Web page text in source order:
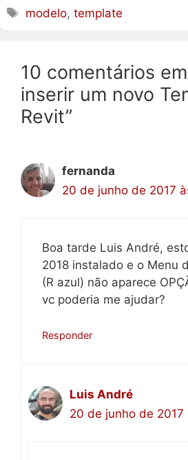
Tags
modelo,template
10 comentários
inserir um novo
Revit”
fernanda
20 de junho de 2017
Boa tarde Luis André,
2018 instalado e o Menu
(R azul) não aparece
vc poderia me ajudar?
Responder
Luis André
20 de junho de 2017